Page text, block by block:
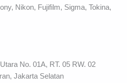
Nikon, Fujifilm, Sigma, Tokina,
No. 01A, RT. 05 RW. 02
Jakarta Selatan